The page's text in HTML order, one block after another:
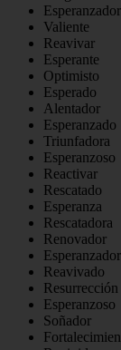
Valiente
Reavivar
Esperante
Optimisto
Esperado
Alentador
Esperanzado
Triunfadora
Esperanzoso
Reactivar
Rescatado
Esperanza
Rescatadora
Renovador
Reavivado
Resurrección
Esperanzoso
Soñador